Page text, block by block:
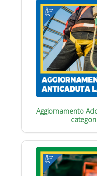
Aggiornamento